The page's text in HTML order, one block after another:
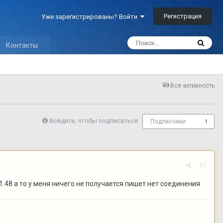
Уже зарегистрированы? Войти Регистрация
Контакты
Вся активность
Войдите, чтобы подписаться Подписчики 1
#1
а то у меня ничего не получается пишет нет соединения